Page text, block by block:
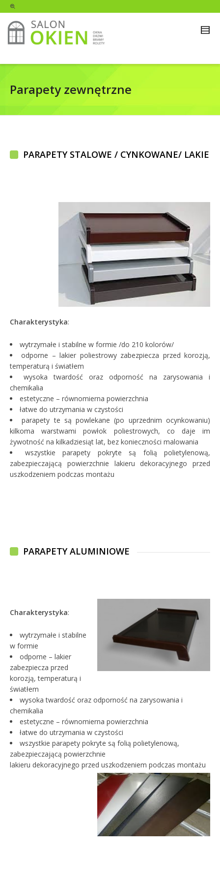
Parapety zewnętrzne
PARAPETY STALOWE / CYNKOWANE/
Charakterystyka:
wytrzymałe i stabilne w formie /do 210 kolorów/
odporne – lakier poliestrowy zabezpiecza przed korozją,
temperaturą i światłem
wysoka twardość oraz odporność na zarysowania i
chemikalia
estetyczne – równomierna powierzchnia
łatwe do utrzymania w czystości
parapety te są powlekane (po uprzednim ocynkowaniu)
kilkoma warstwami powłok poliestrowych, co daje im
żywotność na kilkadziesiąt lat, bez konieczności malowania
wszystkie parapety pokryte są folią polietylenową,
zabezpieczającą powierzchnie lakieru dekoracyjnego przed
uszkodzeniem podczas montażu
PARAPETY ALUMINIOWE
Charakterystyka:
wytrzymałe i stabilne
w formie
odporne – lakier
zabezpiecza przed
korozją, temperaturą i
światłem
wysoka twardość oraz odporność na zarysowania i
chemikalia
estetyczne – równomierna powierzchnia
łatwe do utrzymania w czystości
wszystkie parapety pokryte są folią polietylenową,
zabezpieczającą powierzchnie
lakieru dekoracyjnego przed uszkodzeniem podczas montażu